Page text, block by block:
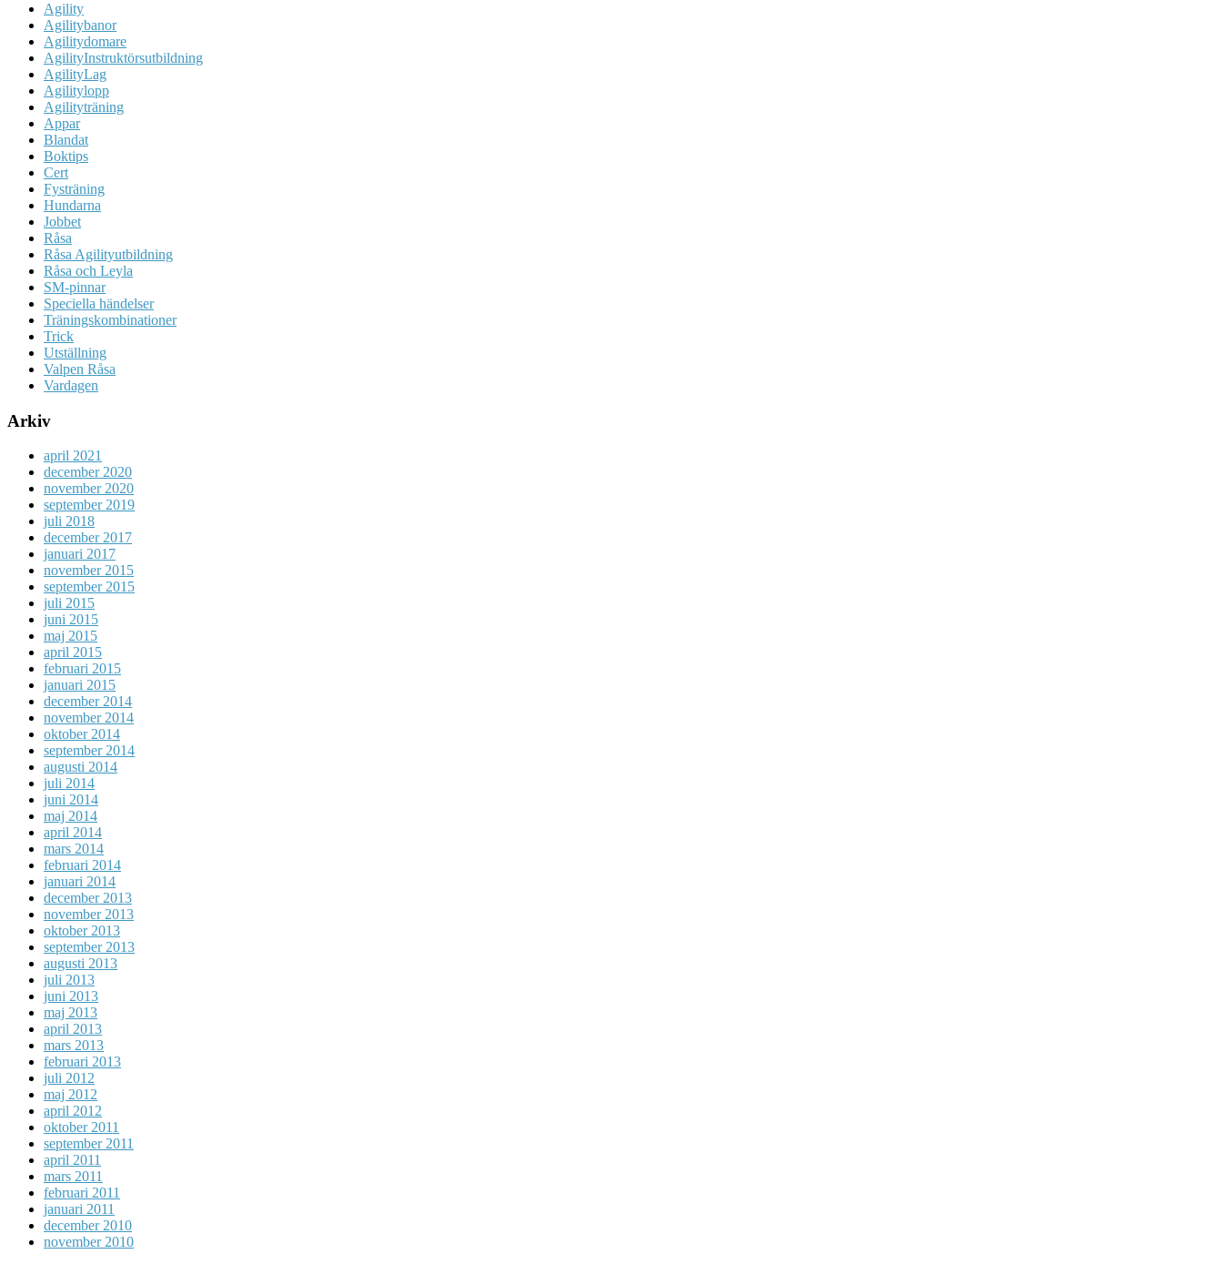
Agility
Agilitybanor
Agilitydomare
AgilityInstruktörsutbildning
AgilityLag
Agilitylopp
Agilityträning
Appar
Blandat
Boktips
Cert
Fysträning
Hundarna
Jobbet
Råsa
Råsa Agilityutbildning
Råsa och Leyla
SM-pinnar
Speciella händelser
Träningskombinationer
Trick
Utställning
Valpen Råsa
Vardagen
Arkiv
april 2021
december 2020
november 2020
september 2019
juli 2018
december 2017
januari 2017
november 2015
september 2015
juli 2015
juni 2015
maj 2015
april 2015
februari 2015
januari 2015
december 2014
november 2014
oktober 2014
september 2014
augusti 2014
juli 2014
juni 2014
maj 2014
april 2014
mars 2014
februari 2014
januari 2014
december 2013
november 2013
oktober 2013
september 2013
augusti 2013
juli 2013
juni 2013
maj 2013
april 2013
mars 2013
februari 2013
juli 2012
maj 2012
april 2012
oktober 2011
september 2011
april 2011
mars 2011
februari 2011
januari 2011
december 2010
november 2010